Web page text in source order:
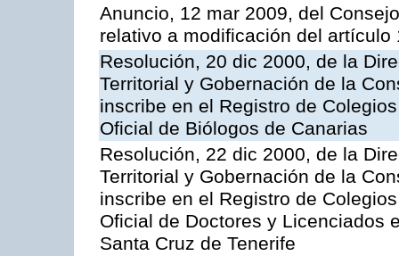
Anuncio, 12 mar 2009, del
relativo a modificación del
Resolución, 20 dic 2000, de la
Territorial y Gobernación de la
inscribe en el Registro de
Oficial de Biólogos de Canarias
Resolución, 22 dic 2000, de la
Territorial y Gobernación de la
inscribe en el Registro de
Oficial de Doctores y Licenciados
Santa Cruz de Tenerife